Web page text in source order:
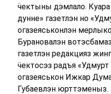
ӵектыны дэмлало.
дунне» газетлэн но
огазеяськонлэн
Бурановалэн
газетлэн редакцияз
ӵектосэз радъя
огазеяськон Ижкар
Губаевлэн юрттэменыз.